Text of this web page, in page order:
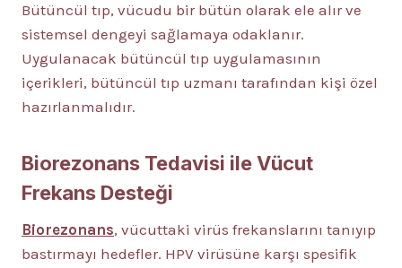
Bütüncül tıp, vücudu bir bütün olarak ele alır ve
sistemsel dengeyi sağlamaya odaklanır.
Uygulanacak bütüncül tıp uygulamasının
içerikleri, bütüncül tıp uzmanı tarafından kişi özel
hazırlanmalıdır.
Biorezonans Tedavisi ile Vücut
Frekans Desteği
Biorezonans, vücuttaki virüs frekanslarını tanıyıp
bastırmayı hedefler. HPV virüsüne karşı spesifik